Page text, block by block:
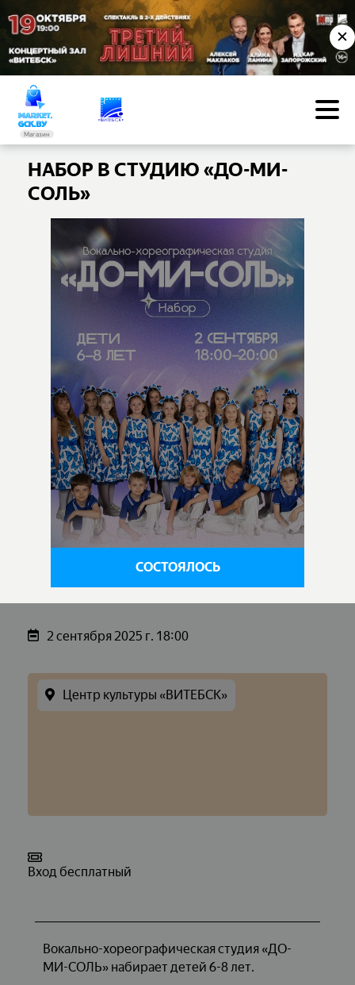
✕
Магазин
НАБОР В СТУДИЮ «ДО-МИ-
СОЛЬ»
СОСТОЯЛОСЬ
2 сентября 2025 г. 18:00
Центр культуры «ВИТЕБСК»
Вход бесплатный
Вокально-хореографическая студия «ДО-
МИ-СОЛЬ» набирает детей 6-8 лет.